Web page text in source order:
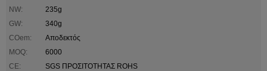
NW:
235g
GW:
340g
COem:
Αποδεκτός
MOQ:
6000
CE:
SGS ΠΡΟΣΙΤΟΤΗΤΑΣ ROHS